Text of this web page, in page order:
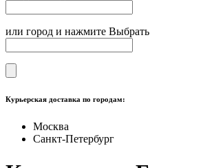
или город и нажмите Выбрать
Курьерская доставка по городам:
Москва
Санкт-Петербург